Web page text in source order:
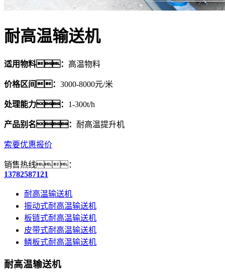
耐高温输送机
适用物料： 高温物料
价格区间： 3000-8000元/米
处理能力： 1-300t/h
产品别名： 耐高温提升机
索要优惠报价
销售热线：
13782587121
耐高温输送机
振动式耐高温输送机
板链式耐高温输送机
皮带式耐高温输送机
鳞板式耐高温输送机
耐高温输送机